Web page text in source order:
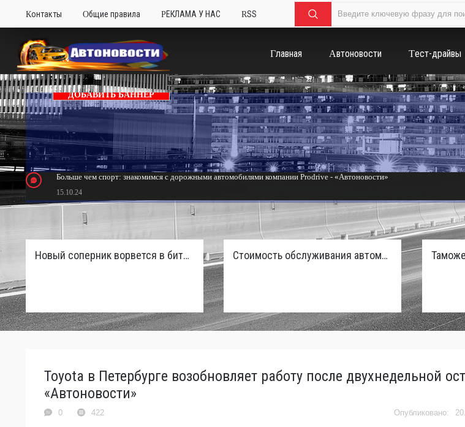
Контакты Общие правила РЕКЛАМА У НАС RSS
Главная Автоновости Тест-драйвы
ДОБАВИТЬ БАННЕР
Больше чем спорт: знакомимся с дорожными автомобилями компании Prodrive - «Автоновости»
15.10.24
Тюнинг Mitsubishi Eclipse. Самый быстрый передний привод России с бензиновым мотором - «Тюнинг и автоспорт»
Новый соперник ворвется в битву пикапов: Sinotruk S7 с дизелем и 4×4 готовят к старту в России Стоимость обслуживания автомобилей в России вырастет из-за дефицита кадров
Toyota в Петербурге возобновляет работу после двухнедельной
«Автоновости»
0 422